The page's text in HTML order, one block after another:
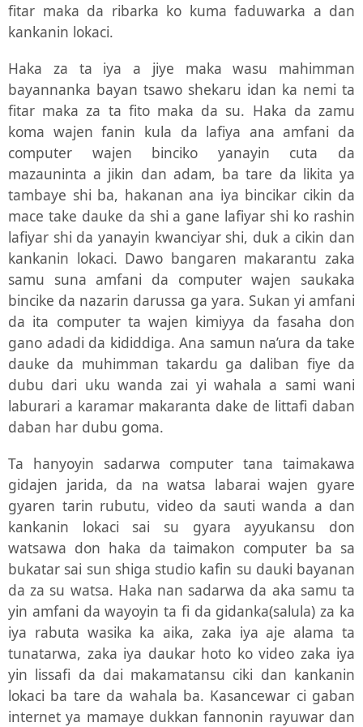
fitar maka da ribarka ko kuma faduwarka a dan
kankanin lokaci.
Haka za ta iya a jiye maka wasu mahimman
bayannanka bayan tsawo shekaru idan ka nemi ta
fitar maka za ta fito maka da su. Haka da zamu
koma wajen fanin kula da lafiya ana amfani da
computer wajen binciko yanayin cuta da
mazauninta a jikin dan adam, ba tare da likita ya
tambaye shi ba, hakanan ana iya bincikar cikin da
mace take dauke da shi a gane lafiyar shi ko rashin
lafiyar shi da yanayin kwanciyar shi, duk a cikin dan
kankanin lokaci. Dawo bangaren makarantu zaka
samu suna amfani da computer wajen saukaka
bincike da nazarin darussa ga yara. Sukan yi amfani
da ita computer ta wajen kimiyya da fasaha don
gano adadi da kididdiga. Ana samun na’ura da take
dauke da muhimman takardu ga daliban fiye da
dubu dari uku wanda zai yi wahala a sami wani
laburari a karamar makaranta dake de littafi daban
daban har dubu goma.
Ta hanyoyin sadarwa computer tana taimakawa
gidajen jarida, da na watsa labarai wajen gyare
gyaren tarin rubutu, video da sauti wanda a dan
kankanin lokaci sai su gyara ayyukansu don
watsawa don haka da taimakon computer ba sa
bukatar sai sun shiga studio kafin su dauki bayanan
da za su watsa. Haka nan sadarwa da aka samu ta
yin amfani da wayoyin ta fi da gidanka(salula) za ka
iya rabuta wasika ka aika, zaka iya aje alama ta
tunatarwa, zaka iya daukar hoto ko video zaka iya
yin lissafi da dai makamatansu ciki dan kankanin
lokaci ba tare da wahala ba. Kasancewar ci gaban
internet ya mamaye dukkan fannonin rayuwar dan